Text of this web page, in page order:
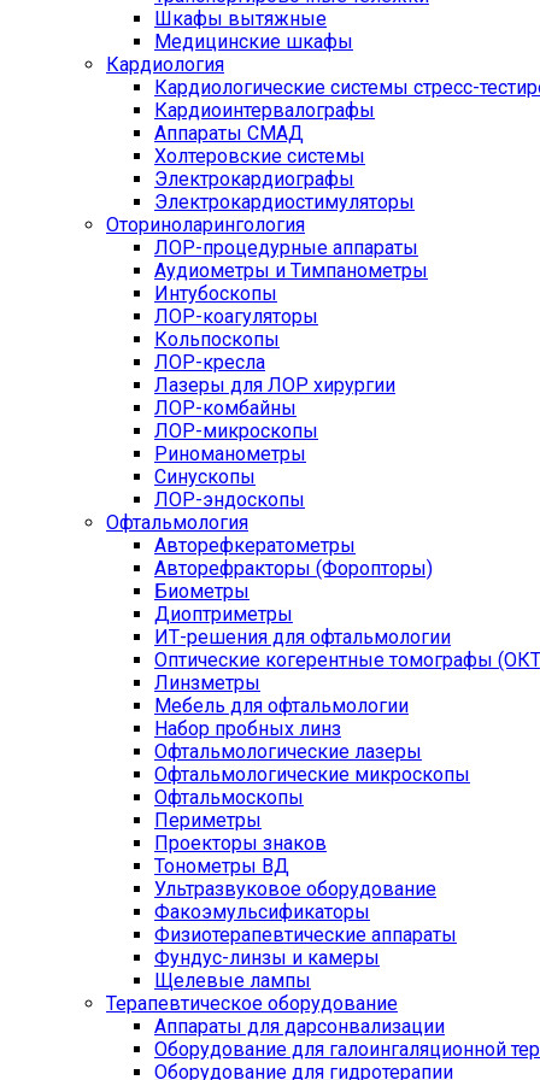
Шкафы вытяжные
Медицинские шкафы
Кардиология
Кардиологические системы стресс-
Кардиоинтервалографы
Аппараты СМАД
Холтеровские системы
Электрокардиографы
Электрокардиостимуляторы
Оториноларингология
ЛОР-процедурные аппараты
Аудиометры и Тимпанометры
Интубоскопы
ЛОР-коагуляторы
Кольпоскопы
ЛОР-кресла
Лазеры для ЛОР хирургии
ЛОР-комбайны
ЛОР-микроскопы
Риноманометры
Синускопы
ЛОР-эндоскопы
Офтальмология
Авторефкератометры
Авторефракторы (Форопторы)
Биометры
Диоптриметры
ИТ-решения для офтальмологии
Оптические когерентные томографы
Линзметры
Мебель для офтальмологии
Набор пробных линз
Офтальмологические лазеры
Офтальмологические микроскопы
Офтальмоскопы
Периметры
Проекторы знаков
Тонометры ВД
Ультразвуковое оборудование
Факоэмульсификаторы
Физиотерапевтические аппараты
Фундус-линзы и камеры
Щелевые лампы
Терапевтическое оборудование
Аппараты для дарсонвализации
Оборудование для галоингаляционной
Оборудование для гидротерапии